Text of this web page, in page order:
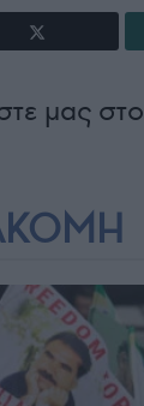
μας στο